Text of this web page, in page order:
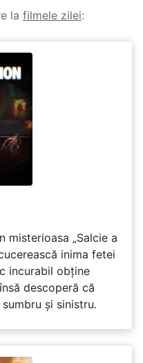
la filmele zilei:
misterioasa „Salcie a
inima fetei
incurabil obține
descoperă că
și sinistru.